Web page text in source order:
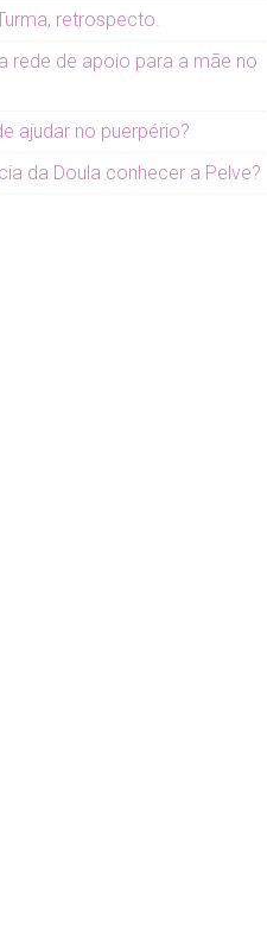
retrospecto.
rede de apoio para a mãe no
ajudar no puerpério?
da Doula conhecer a Pelve?